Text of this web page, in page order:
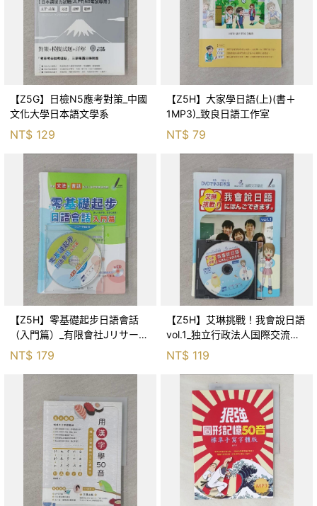
【Z5G】日檢N5應考對策_中國
文化大學日本語文學系
NT$ 129
【Z5H】大家學日語(上)(書＋
1MP3)_致良日語工作室
NT$ 79
【Z5H】零基礎起步日語會話
（入門篇）_有限會社Jリサーチ
出版
NT$ 179
【Z5H】艾琳挑戰！我會說日語
vol.1_独立行政法人国際交流基
金
NT$ 119